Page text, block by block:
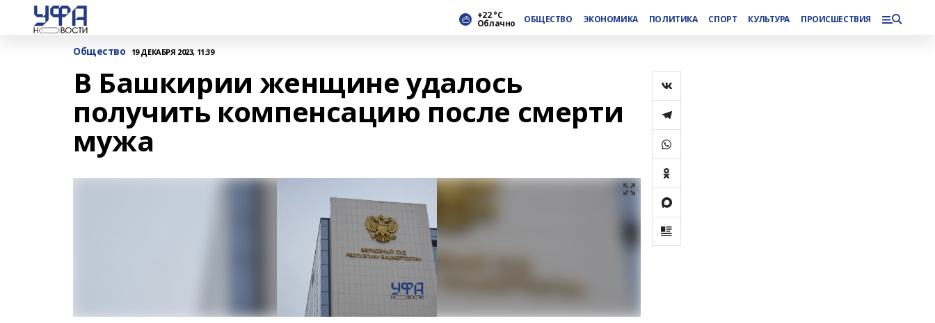
+22 °С
Облачно ОБЩЕСТВО ЭКОНОМИКА ПОЛИТИКА СПОРТ КУЛЬТУРА ПРОИСШЕСТВИЯ
Общество 19 ДЕКАБРЯ 2023, 11:39
В Башкирии женщине удалось
получить компенсацию после смерти
мужа